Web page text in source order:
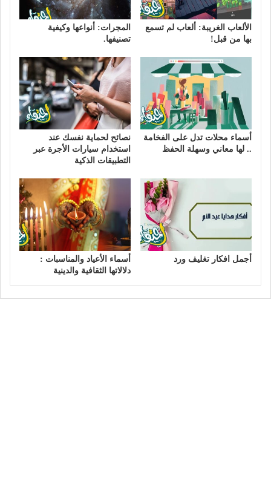
الألعاب الغريبة: ألعاب لم تسمع
بها من قبل!
المجرات: أنواعها وكيفية
تصنيفها.
أسماء محلات تدل على الفخامة
.. لها معاني وسهلة الحفظ
نصائح لحماية نفسك عند
استخدام سيارات الأجرة عبر
التطبيقات الذكية
أجمل افكار تغليف ورد
أسماء الأعياد والمناسبات :
دلالاتها الثقافية والدينية